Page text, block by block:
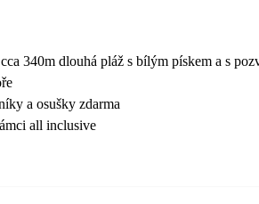
340m dlouhá pláž s bílým pískem a s
a osušky zdarma
all inclusive